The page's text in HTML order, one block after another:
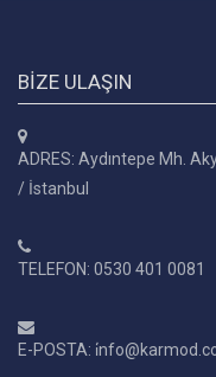
BIZE ULAŞIN
ADRES: Aydıntepe Mh.
/ İstanbul
TELEFON: 0530 401 0081
E-POSTA: